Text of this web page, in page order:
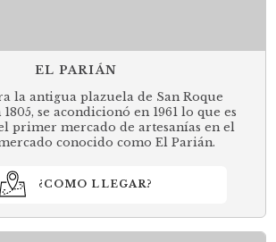
EL PARIÁN
la antigua plazuela de San Roque
se acondicionó en 1961 lo que es
primer mercado de artesanías en el
conocido como El Parián.
¿COMO LLEGAR?